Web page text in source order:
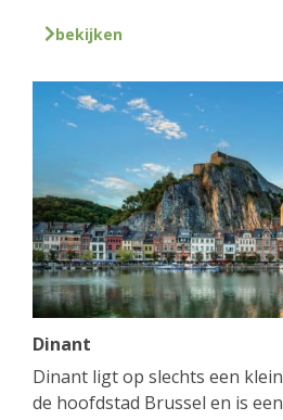
bekijken
Dinant
Dinant ligt op slechts een
de hoofdstad Brussel en is